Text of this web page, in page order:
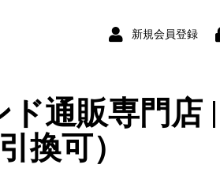
新規会員登録
通販専門店
換可）